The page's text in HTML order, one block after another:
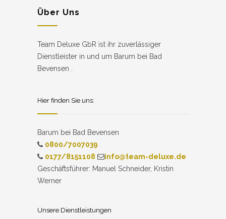
Über Uns
Team Deluxe GbR ist ihr zuverlässiger
Dienstleister in und um Barum bei Bad
Bevensen .
Hier finden Sie uns:
Barum bei Bad Bevensen
0800/7007039
0177/8151108
info@team-deluxe.de
Geschäftsführer: Manuel Schneider, Kristin
Werner
Unsere Dienstleistungen